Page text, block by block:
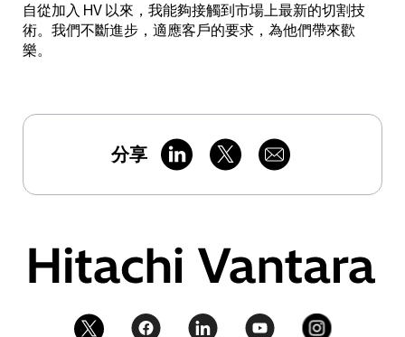
自從加入 HV 以來，我能夠接觸到市場上最新的切割技
術。我們不斷進步，適應客戶的要求，為他們帶來歡
樂。
分享